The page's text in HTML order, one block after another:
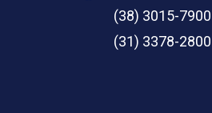
(38) 3015-7900
(31) 3378-2800